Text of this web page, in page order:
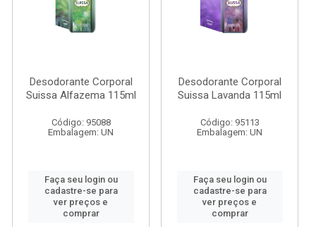
Desodorante Corporal
Suissa Alfazema 115ml
Código: 95088
Embalagem: UN
Faça seu login ou
cadastre-se para
ver preços e
comprar
Desodorante Corporal
Suissa Lavanda 115ml
Código: 95113
Embalagem: UN
Faça seu login ou
cadastre-se para
ver preços e
comprar